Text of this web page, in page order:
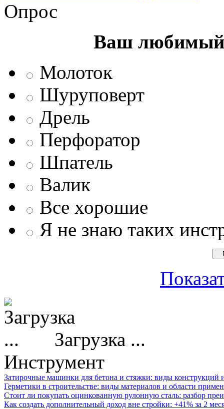
Опрос
Ваш любимый
Молоток
Шуруповерт
Дрель
Перфоратор
Шпатель
Валик
Все хорошие
Я не знаю таких
Загрузка ...
Инструмент
Затирочные машинки для бетона и стяжки: виды конструкций
Герметики в строительстве: виды материалов и области
Стоит ли покупать оцинкованную рулонную сталь: разбор
Как создать дополнительный доход вне стройки: +41% за 2